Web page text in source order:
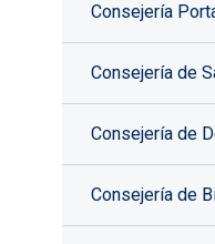
Consejería
Consejería de
Consejería de
Consejería de